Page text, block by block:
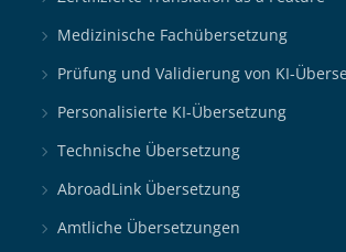
Medizinische Fachübersetzung
Prüfung und Validierung von KI-
Personalisierte KI-Übersetzung
Technische Übersetzung
AbroadLink Übersetzung
Amtliche Übersetzungen